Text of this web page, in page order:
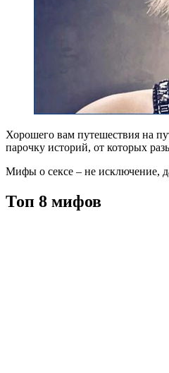
Хорошего вам путешествия на
парочку историй, от которых
Мифы о сексе – не исключение,
Топ 8 мифов